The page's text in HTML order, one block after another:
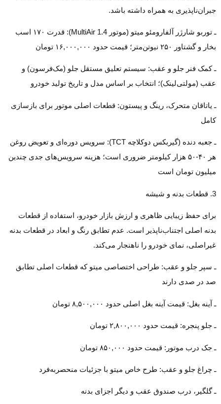
جبران‌ناپذیری به همراه داشته باشد.
ـ توربو شارژر آلفارومئو میتو (موتور 1.4 MultiAir): قدرت ۱۷۰ اسب
بخار و گشتاور ۲۵۰ نیوتن‌متر؛ قیمت حدود ۱۶,۰۰۰,۰۰۰ تومان
ـ کمک فنر جلو و عقب: سیستم تعلیق مستقل جلو (مک‌فرسون) و
عقب (مولتی‌لینک)؛ انتخاب بر اساس مدل و تاریخ تولید خودرو
ـ یاتاقان متحرک، رینگ و پیستون: قطعات اصلی موتور برای بازسازی
کامل
ـ جعبه دنده (گیربکس دوکلاچه TCT): سرویس دوره‌ای و تعویض روغن
هر ۴۰-۵۰ هزار کیلومتر ضروری است؛ هزینه سرویس‌های جدی چندین
میلیون تومان است
3. قطعات بدنه و شیشه
برای حفظ زیبایی ظاهری و ارزش بازار خودرو، استفاده از قطعات
بدنه اصلی اجتناب‌ناپذیر است. عدم تطابق رنگ و ابعاد در قطعات بدنه
غیراصلی، نمای خودرو را ناهنجار می‌کند.
ـ سپر جلو و عقب: طراحی اختصاصی میتو که قطعات اصلی تطابق
صد در صدی دارند
ـ آینه بغل: قیمت آینه بغل اصلی حدود ۸,۵۰۰,۰۰۰ تومان
ـ جلو پنجره: قیمت حدود ۲,۸۰۰,۰۰۰ تومان
ـ جک درب موتور: قیمت حدود ۸۵۰,۰۰۰ تومان
ـ چراغ جلو و عقب: طرح خاص میتو با جزئیات منحصربه‌فرد
ـ گلگیر، درب صندوق عقب و دیگر اجزای بدنه